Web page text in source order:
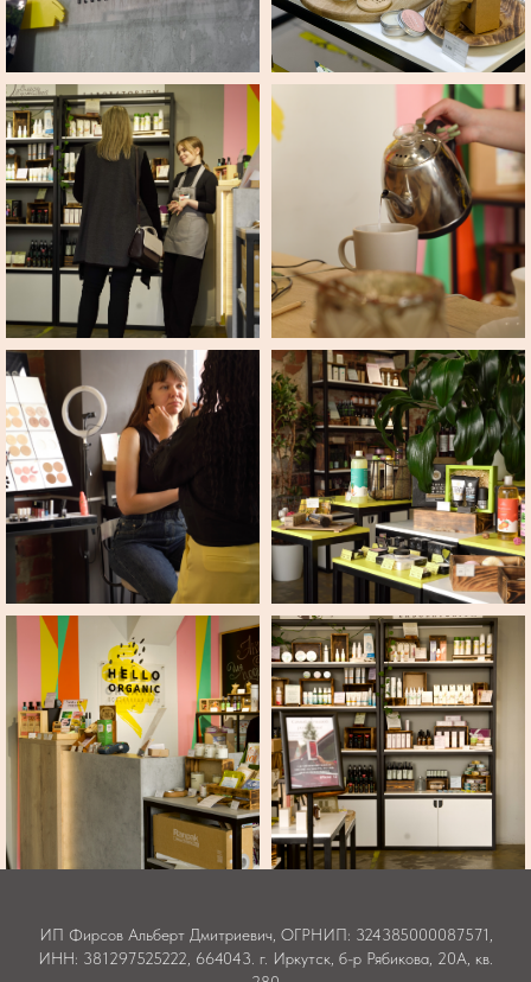
ИП Фирсов Альберт Дмитриевич, ОГРНИП: 324385000087571,
ИНН: 381297525222, 664043. г. Иркутск, б-р Рябикова, 20А, кв.